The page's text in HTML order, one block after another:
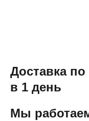
Доставка
в 1 день
Мы